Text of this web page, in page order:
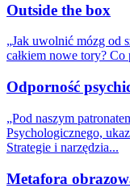
Outside the box
„Jak uwolnić mózg od
całkiem nowe tory? Co
Odporność
„Pod naszym
Psychologicznego,
Strategie i narzędzia...
Metafora